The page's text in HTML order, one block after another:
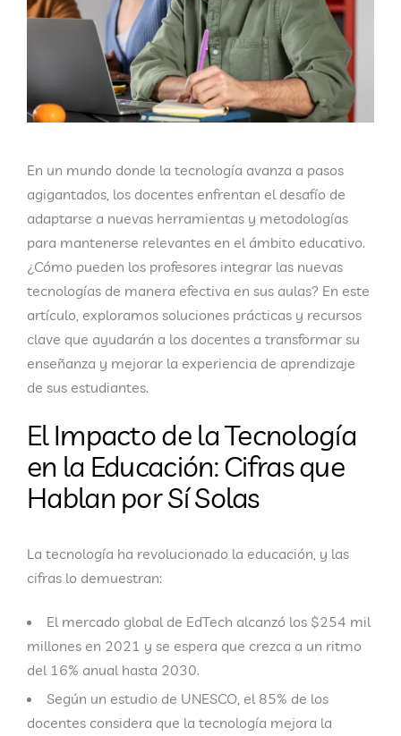
En un mundo donde la tecnología avanza a pasos
agigantados, los docentes enfrentan el desafío de
adaptarse a nuevas herramientas y metodologías
para mantenerse relevantes en el ámbito educativo.
¿Cómo pueden los profesores integrar las nuevas
tecnologías de manera efectiva en sus aulas? En este
artículo, exploramos soluciones prácticas y recursos
clave que ayudarán a los docentes a transformar su
enseñanza y mejorar la experiencia de aprendizaje
de sus estudiantes.
El Impacto de la Tecnología
en la Educación: Cifras que
Hablan por Sí Solas
La tecnología ha revolucionado la educación, y las
cifras lo demuestran:
El mercado global de EdTech alcanzó los $254 mil
millones en 2021 y se espera que crezca a un ritmo
del 16% anual hasta 2030.
Según un estudio de UNESCO , el 85% de los
docentes considera que la tecnología mejora la